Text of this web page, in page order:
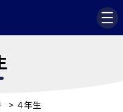
> ４年生